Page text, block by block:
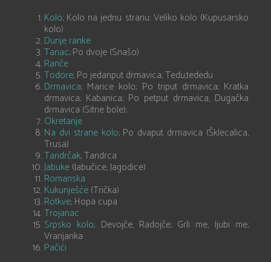
Kolo; Kolo na jednu stranu; Veliko kolo (Kupusarsko
kolo)
Dunje ranke
Tanac; Po dvoje (Snašo)
Ranče
Todore; Po jedanput drmavica; Tedu,tededu
Drmavica; Marice kolo; Po triput drmavica; Kratka
drmavica; Kabanica; Po petput drmavica, Dugačka
drmavica (Sitne bole);
Okretanje
Na dvi strane kolo; Po dvaput drmavica (Šklecalica,
Trusa)
Tandrčak; Tandrca
Jabuke(Jabučice, Jagodice)
Romanska
Kukunješće(Trička)
Rotkve; Hopa cupa
Trojanac
Srpsko kolo; Devojče, Radojče; Grli me, ljubi me;
Vranjanka
Pačići